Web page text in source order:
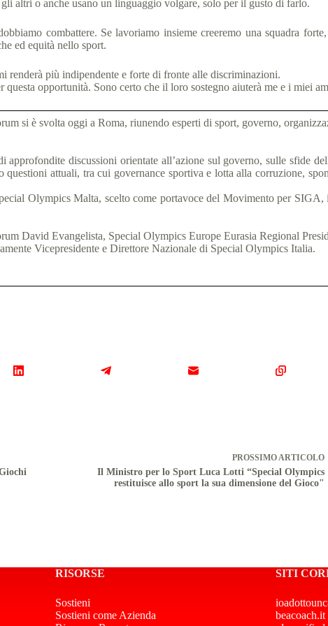
altri o anche usano un linguaggio volgare, solo per il gusto di farlo.
combattere. Se lavoriamo insieme creeremo una squadra
ed equità nello sport.
renderà più indipendente e forte di fronte alle discriminazioni.
opportunità. Sono certo che il loro sostegno aiuterà me e i miei
si è svolta oggi a Roma, riunendo esperti di sport, governo,
discussioni orientate all’azione sul governo, sulle sfide
attuali, tra cui governance sportiva e lotta alla corruzione,
Olympics Malta, scelto come portavoce del Movimento per
David Evangelista, Special Olympics Europe Eurasia Regional
Vicepresidente e Direttore Nazionale di Special Olympics Italia.
PROSSIMOARTICOLO
Il Ministro per lo Sport Luca Lotti “Special Olympics
restituisce allo sport la sua dimensione del Gioco"
RISORSE
Sostieni
Sostieni come Azienda
SITI
beacoach.it